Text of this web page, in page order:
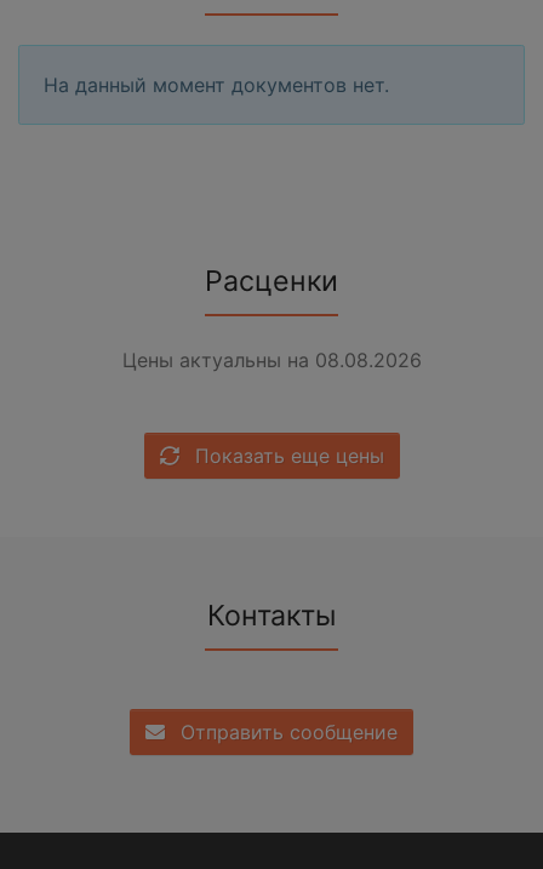
На данный момент документов нет.
Расценки
Цены актуальны на 08.08.2026
Показать еще цены
Контакты
Отправить сообщение